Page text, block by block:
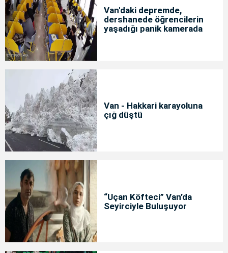
Van'daki depremde,
dershanede öğrencilerin
yaşadığı panik kamerada
Van - Hakkari karayoluna
çığ düştü
“Uçan Köfteci” Van’da
Seyirciyle Buluşuyor